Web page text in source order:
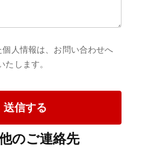
人情報は、お問い合わせへ
たします。
送信する
のご連絡先